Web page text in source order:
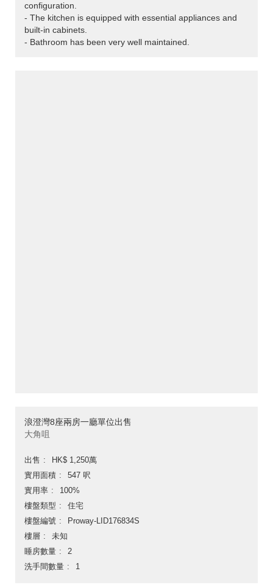
configuration.
- The kitchen is equipped with essential appliances and
built-in cabinets.
- Bathroom has been very well maintained.
浪澄灣8座兩房一廳單位出售
大角咀
出售
HK$ 1,250萬
實用面積
547 呎
實用率
100%
樓盤類型
住宅
樓盤編號
Proway-LID176834S
樓層
未知
睡房數量
2
洗手間數量
1